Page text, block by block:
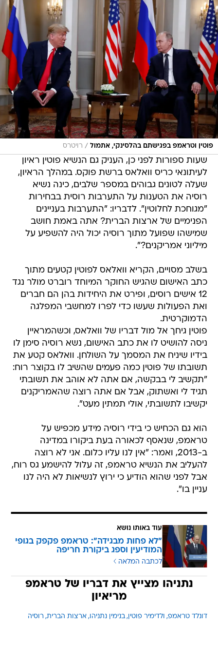
פוטין וטראמפ בפגישתם בהלסינקי, אתמול / רויטרס
שעות ספורות לפני כן, העניק גם הנשיא פוטין ראיון
לעיתונאי כריס וואלאס ברשת פוקס. במהלך הראיון,
שעלה לטונים גבוהים במספר שלבים, כינה נשיא
רוסיה את הטענות על התערבות רוסית בבחירות
"מגוחכת לחלוטין". לדבריו: "התערבות בעניינים
הפנימיים של ארצות הברית? אתה באמת חושב
שמישהו שפועל מתוך רוסיה יכול היה להשפיע על
מיליוני אמריקנים?".
בשלב מסויים, הקריא וואלאס לפוטין קטעים מתוך
כתב האישום שהגיש החוקר המיוחד רוברט מולר נגד
12 אישים רוסים, ופירט את היחידות בהן הם חברים
ואת הפעולות שעשו כדי לפרו למחשבי המפלגה
הדמוקרטית.
פוטין גיחך אל מול דבריו של וואלאס, וכשהמראיין
ניסה להושיט לו את כתב האישום, נשא רוסיה סימן לו
בידיו שיניח את המסמך על השולחן. וואלאס קטע את
תשובתו של פוטין כמה פעמים שהשיב לו בקוצר רוח:
"תקשיב לי בבקשה, אם אתה לא אוהב את תשובתי
תגיד לי ואשתוק, אבל אם אתה רוצה שהאמריקנים
יקשיבו לתשובתי, אולי תמתין מעט".
הוא גם הכחיש כי בידי רוסיה מידע מכפיש על
טראמפ, שנאסף לכאורה בעת ביקורו במדינה
ב-2013, ואמר: "אין לנו עליו כלום. אני לא רוצה
להעליב את הנשיא טראמפ, זה עלול להישמע גס רוח,
אבל לפני שהוא הודיע כי ירוץ לנשיאות לא היה לנו
עניין בו".
עוד באותו נושא
"לא פחות מבגידה": טראמפ פקפק בגופי
המודיעין וספג ביקורת חריפה
לכתבה המלאה
נתניהו מצייץ את דבריו של טראמפ
מריאיון
דונלד טראמפ ולדימיר פוטין בנימין נתניהו ארצות הברית רוסיה